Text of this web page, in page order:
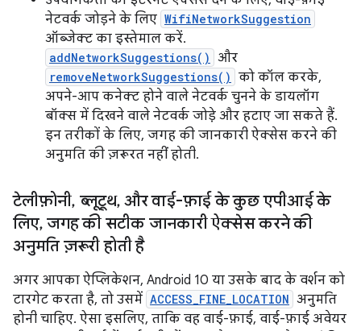
नेटवर्क जोड़ने के लिए WifiNetworkSuggestion
ऑब्जेक्ट का इस्तेमाल करें.
addNetworkSuggestions() और
removeNetworkSuggestions() को कॉल करके,
अपने-आप कनेक्ट होने वाले नेटवर्क चुनने के डायलॉग
बॉक्स में दिखने वाले नेटवर्क जोड़े और हटाए जा सकते हैं.
इन तरीकों के लिए, जगह की जानकारी ऐक्सेस करने की
अनुमति की ज़रूरत नहीं होती.
टेलीफ़ोनी, ब्लूटूथ, और वाई-फ़ाई के कुछ एपीआई के
लिए, जगह की सटीक जानकारी ऐक्सेस करने की
अनुमति ज़रूरी होती है
अगर आपका ऐप्लिकेशन, Android 10 या उसके बाद के वर्शन को
टारगेट करता है, तो उसमें ACCESS_FINE_LOCATION अनुमति
होनी चाहिए. ऐसा इसलिए, ताकि वह वाई-फ़ाई, वाई-फ़ाई अवेयर